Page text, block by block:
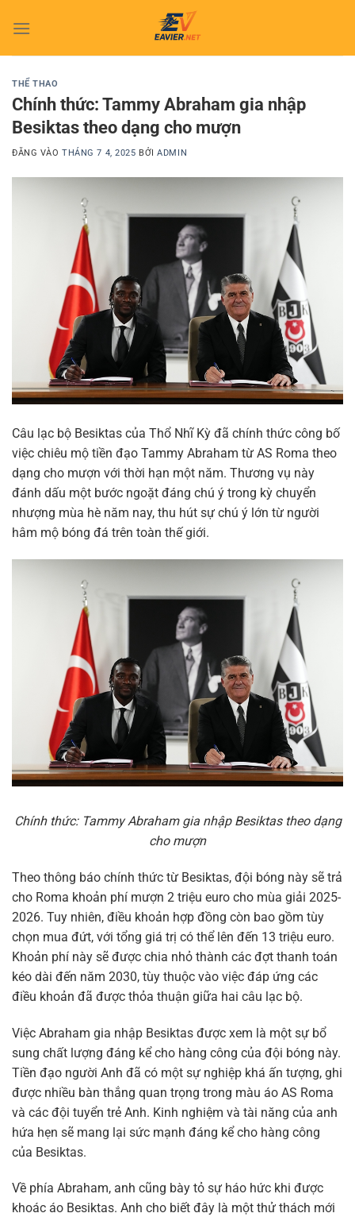
qua
THỂ THAO
Chính thức: Tammy Abraham gia nhập
Besiktas theo dạng cho mượn
ĐĂNG VÀOTHÁNG 7 4, 2025 BỞIADMIN
Câu lạc bộ Besiktas của Thổ Nhĩ Kỳ đã chính thức công bố
việc chiêu mộ tiền đạo Tammy Abraham từ AS Roma theo
dạng cho mượn với thời hạn một năm. Thương vụ này
đánh dấu một bước ngoặt đáng chú ý trong kỳ chuyển
nhượng mùa hè năm nay, thu hút sự chú ý lớn từ người
hâm mộ bóng đá trên toàn thế giới.
Chính thức: Tammy Abraham gia nhập Besiktas theo dạng
cho mượn
Theo thông báo chính thức từ Besiktas, đội bóng này sẽ trả
cho Roma khoản phí mượn 2 triệu euro cho mùa giải 2025-
2026. Tuy nhiên, điều khoản hợp đồng còn bao gồm tùy
chọn mua đứt, với tổng giá trị có thể lên đến 13 triệu euro.
Khoản phí này sẽ được chia nhỏ thành các đợt thanh toán
kéo dài đến năm 2030, tùy thuộc vào việc đáp ứng các
điều khoản đã được thỏa thuận giữa hai câu lạc bộ.
Việc Abraham gia nhập Besiktas được xem là một sự bổ
sung chất lượng đáng kể cho hàng công của đội bóng này.
Tiền đạo người Anh đã có một sự nghiệp khá ấn tượng, ghi
được nhiều bàn thắng quan trọng trong màu áo AS Roma
và các đội tuyển trẻ Anh. Kinh nghiệm và tài năng của anh
hứa hẹn sẽ mang lại sức mạnh đáng kể cho hàng công
của Besiktas.
Về phía Abraham, anh cũng bày tỏ sự háo hức khi được
khoác áo Besiktas. Anh cho biết đây là một thử thách mới